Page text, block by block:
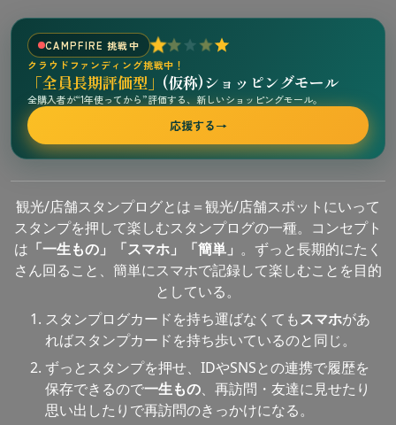
CAMPFIRE 挑戦中
クラウドファンディング挑戦中！
「全員長期評価型」 (仮称)ショッピングモール
全購入者が“1年使ってから”評価する、新しいショッピングモール。
応援する→
観光/店舗スタンプログとは＝観光/店舗スポットにいって
スタンプを押して楽しむスタンプログの一種。コンセプト
は 「一生もの」「スマホ」「簡単」 。ずっと長期的にたく
さん回ること、簡単にスマホで記録して楽しむことを目的
としている。
スタンプログカードを持ち運ばなくてもスマホがあ
ればスタンプカードを持ち歩いているのと同じ。
ずっとスタンプを押せ、IDやSNSとの連携で履歴を
保存できるので一生もの、再訪問・友達に見せたり
思い出したりで再訪問のきっかけになる。